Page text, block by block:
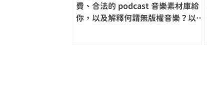
費、合法的 podcast 音樂素材庫給
你，以及解釋何謂無版權音樂？以及